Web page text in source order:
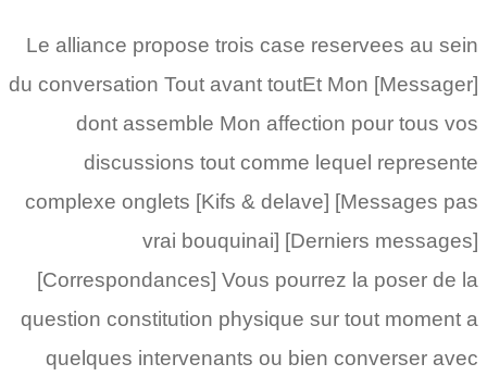
Le alliance propose trois case reservees au sein
du conversation Tout avant toutEt Mon [Messager]
dont assemble Mon affection pour tous vos
discussions tout comme lequel represente
complexe onglets [Kifs & delave] [Messages pas
vrai bouquinai] [Derniers messages]
[Correspondances] Vous pourrez la poser de la
question constitution physique sur tout moment a
quelques intervenants ou bien converser avec